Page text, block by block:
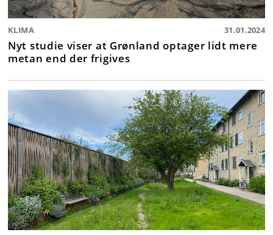
KLIMA 31.01.2024
Nyt studie viser at Grønland optager lidt mere
metan end der frigives